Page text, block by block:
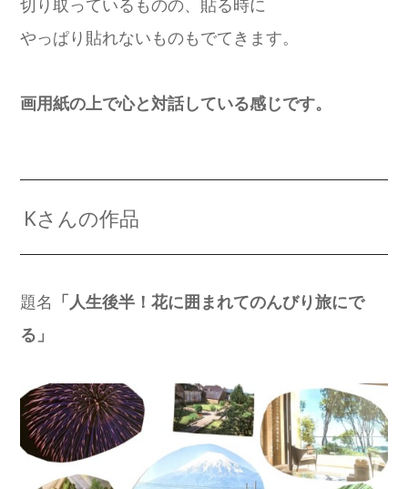
切り取っているものの、貼る時に
やっぱり貼れないものもでてきます。
画用紙の上で心と対話している感じです。
Kさんの作品
題名 「人生後半！花に囲まれてのんびり旅にで
る」